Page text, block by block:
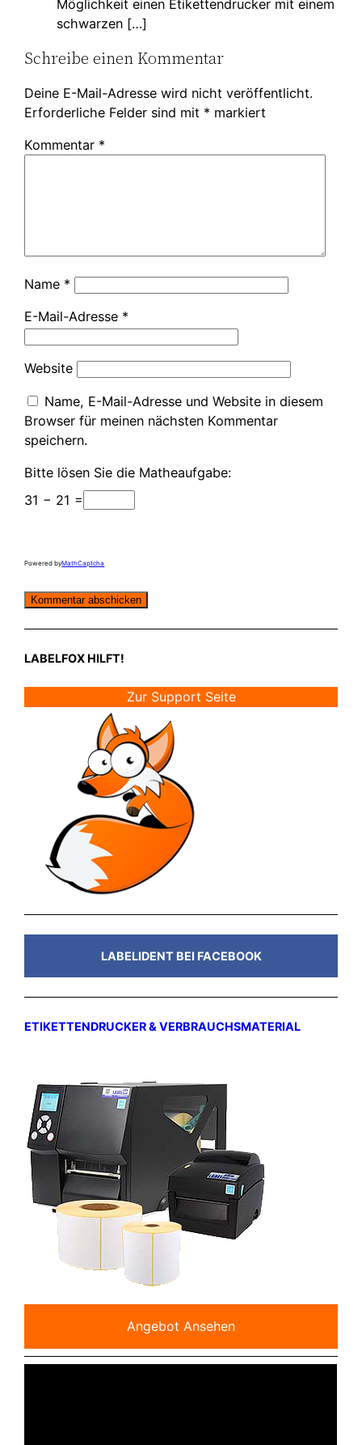
LABELFOX HILFT!
Zur Support Seite
LABELIDENT BEI FACEBOOK
ETIKETTENDRUCKER & VERBRAUCHSMATERIAL
Angebot Ansehen
Möglichkeit einen Etikettendrucker mit einem
schwarzen […]
Schreibe einen Kommentar
Deine E-Mail-Adresse wird nicht veröffentlicht.
Erforderliche Felder sind mit * markiert
Kommentar *
Name *
E-Mail-Adresse *
Website
Name, E-Mail-Adresse und Website in diesem
Browser für meinen nächsten Kommentar
speichern.
Bitte lösen Sie die Matheaufgabe:
31 − 21 =
Powered byMathCaptcha